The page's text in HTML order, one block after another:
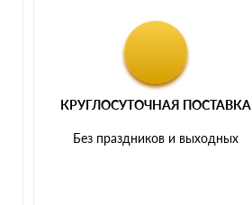
КРУГЛОСУТОЧНАЯ ПОСТАВКА
Без праздников и выходных